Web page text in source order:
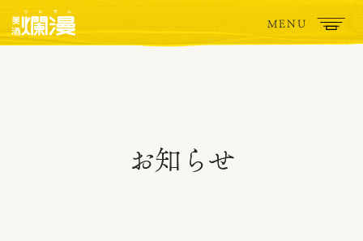
MENU
お知らせ